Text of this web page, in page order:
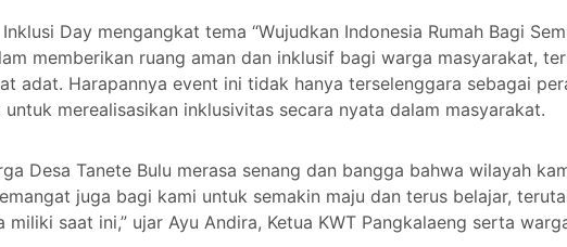
Day mengangkat tema “Wujudkan Indonesia Rumah Bagi
memberikan ruang aman dan inklusif bagi warga masyarakat,
adat. Harapannya event ini tidak hanya terselenggara sebagai
untuk merealisasikan inklusivitas secara nyata dalam masyarakat.
Desa Tanete Bulu merasa senang dan bangga bahwa wilayah
juga bagi kami untuk semakin maju dan terus belajar,
miliki saat ini,” ujar Ayu Andira, Ketua KWT Pangkalaeng serta